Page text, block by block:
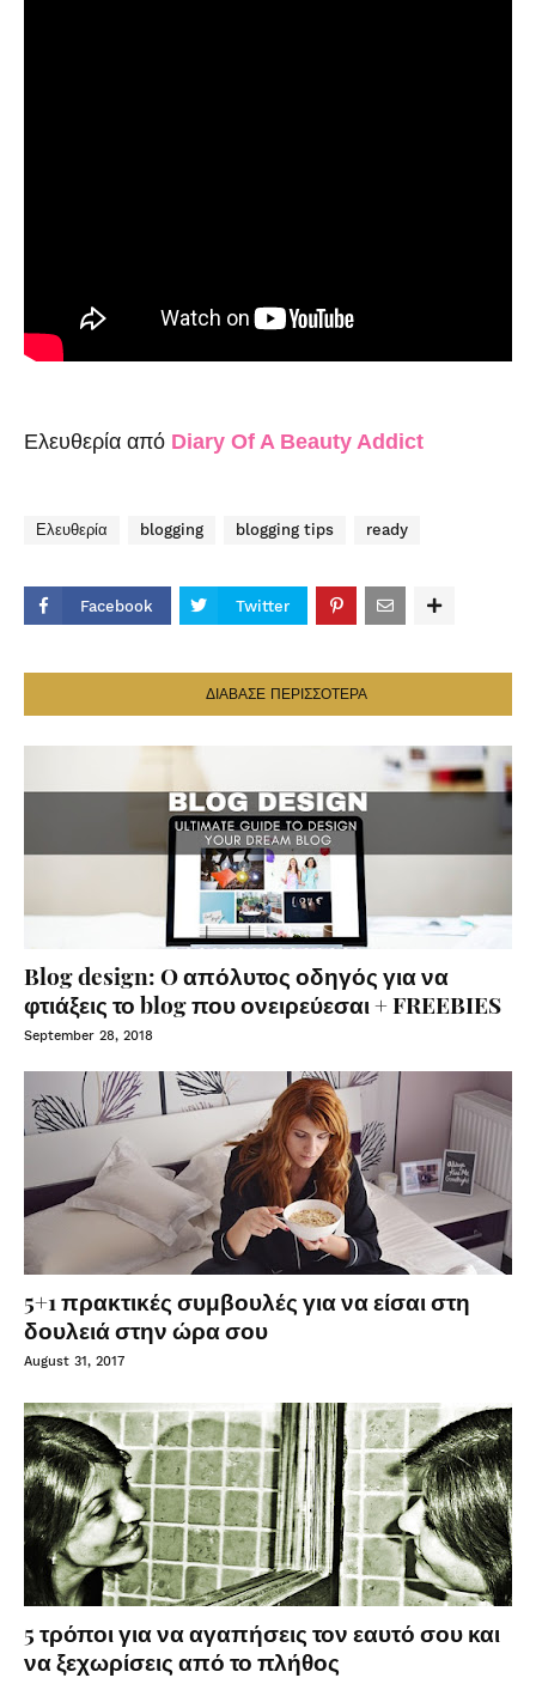
Ελευθερία από Diary Of A Beauty Addict
Ελευθερία blogging blogging tips ready
Facebook Twitter
ΔΙΑΒΑΣΕ ΠΕΡΙΣΣΟΤΕΡΑ
Blog design: O απόλυτος οδηγός για να
φτιάξεις το blog που ονειρεύεσαι + FREEBIES
September 28, 2018
5+1 πρακτικές συμβουλές για να είσαι στη
δουλειά στην ώρα σου
August 31, 2017
5 τρόποι για να αγαπήσεις τον εαυτό σου και
να ξεχωρίσεις από το πλήθος